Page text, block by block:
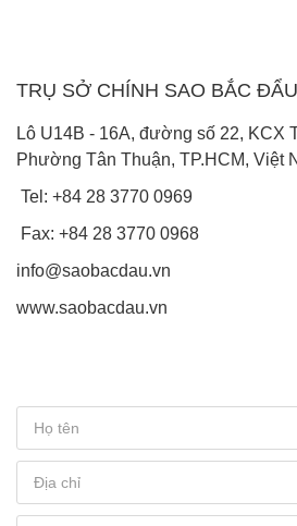
TRỤ SỞ CHÍNH SAO BẮC ĐẨU
Lô U14B - 16A, đường số 22, KCX
Phường Tân Thuận, TP.HCM, Việt
Tel: +84 28 3770 0969
Fax: +84 28 3770 0968
info@saobacdau.vn
www.saobacdau.vn